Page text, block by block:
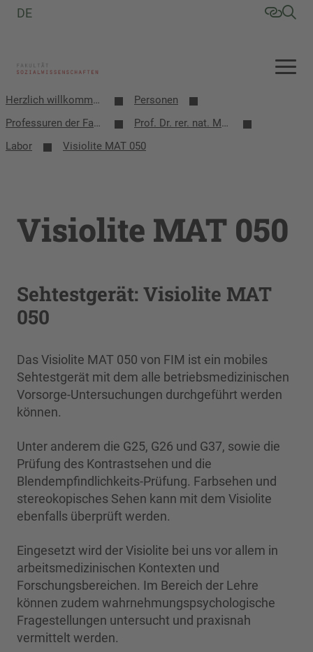
DE
Herzlich willkommen an der Fakultät Sozialwissenschaften
Personen
Professuren der Fakultät
Prof. Dr. rer. nat. Matthias Schmidt
Labor
Visiolite MAT 050
Visiolite MAT 050
Sehtestgerät: Visiolite MAT
050
Das Visiolite MAT 050 von FIM ist ein mobiles
Sehtestgerät mit dem alle betriebsmedizinischen
Vorsorge-Untersuchungen durchgeführt werden
können.
Unter anderem die G25, G26 und G37, sowie die
Prüfung des Kontrastsehen und die
Blendempfindlichkeits-Prüfung. Farbsehen und
stereokopisches Sehen kann mit dem Visiolite
ebenfalls überprüft werden.
Eingesetzt wird der Visiolite bei uns vor allem in
arbeitsmedizinischen Kontexten und
Forschungsbereichen. Im Bereich der Lehre
können zudem wahrnehmungspsychologische
Fragestellungen untersucht und praxisnah
vermittelt werden.